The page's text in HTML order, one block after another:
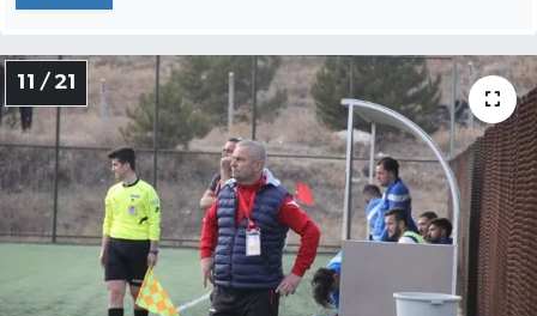
11 / 21